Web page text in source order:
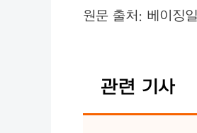
원문 출처: 베이징
관련 기사